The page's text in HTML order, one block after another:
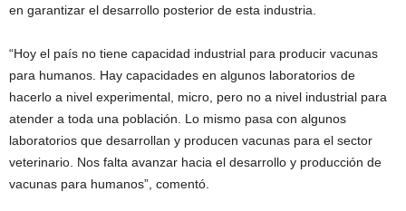
en garantizar el desarrollo posterior de esta industria.
“Hoy el país no tiene capacidad industrial para producir vacunas
para humanos. Hay capacidades en algunos laboratorios de
hacerlo a nivel experimental, micro, pero no a nivel industrial para
atender a toda una población. Lo mismo pasa con algunos
laboratorios que desarrollan y producen vacunas para el sector
veterinario. Nos falta avanzar hacia el desarrollo y producción de
vacunas para humanos”, comentó.